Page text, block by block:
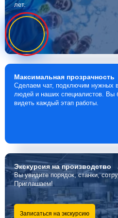
лет.
Максимальная прозрачность
Сделаем чат, подключим нужных
людей и наших специалистов. Вы
видеть каждый этап работы.
Экскурсияна производство
Вы увидите порядок, станки,
Приглашаем!
Записаться на экскурсию